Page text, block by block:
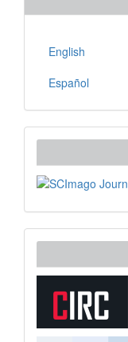
English
Español